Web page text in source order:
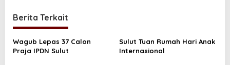
i
g
a
Berita Terkait
Wagub Lepas 37 Calon
Praja IPDN Sulut
Sulut Tuan Rumah Hari Anak
Internasional